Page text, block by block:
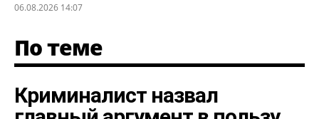
06.08.2026 14:07
По теме
Криминалист назвал